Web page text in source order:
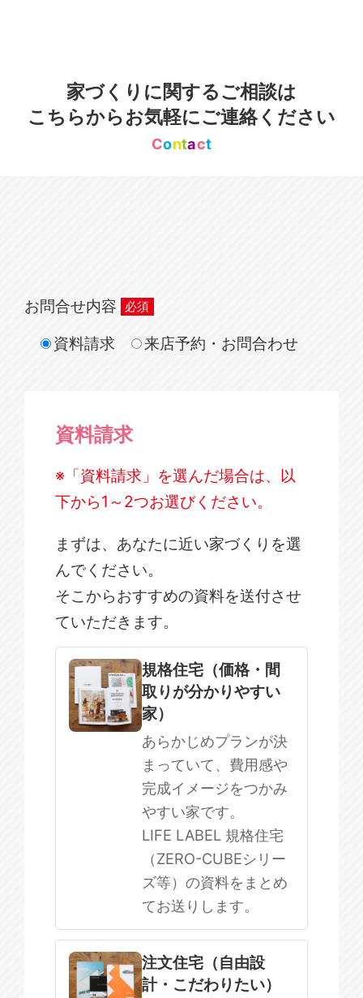
家づくりに関するご相談は
こちらからお気軽にご連絡ください
Contact
お問合せ内容
資料請求
来店予約・お問合わせ
資料請求
※「資料請求」を選んだ場合は、以
下から1～2つお選びください。
まずは、あなたに近い家づくりを選
んでください。
そこからおすすめの資料を送付させ
ていただきます。
規格住宅
注文住宅
SOWOOD
まだ何も決まっていない
規格住宅（価格・間
取りが分かりやすい
家）
あらかじめプランが決
まっていて、費用感や
完成イメージをつかみ
やすい家です。
LIFE LABEL 規格住宅
（ZERO-CUBEシリー
ズ等）の資料をまとめ
てお送りします。
注文住宅（自由設
計・こだわりたい）